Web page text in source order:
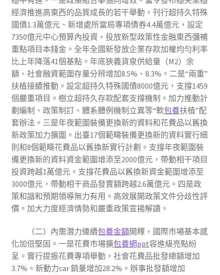
經濟推進高東西的品質成長的若干舉動。刊行超持久特殊
國債1.3萬億元、新增處所當局專項債券4.4萬億元，設定
7350億元中心預算內投資，投放新型政策性金融東西彌補
重點項目本錢金。全年全國新發放企業存款加權均勻利率
比上年降落41個基點。年底狹義貨泉供給量（M2）余
額、社會融資範圍存量分辨增加8.5%、8.3%。二是“兩重”
扶植接續推動。設定超持久特殊國債8000億元，支撐1459
個嚴重項目。樹立超持久存款配套支撐機制。加力推動計
劃編制、政策制訂、體系體例機制立異等“軟包養扶植”配
套辦法。三是年夜範圍裝備更換新的資料和花費品以舊換
新政策加力擴圍。出臺17個範疇裝備更換新的資料實行細
則和8個範疇花費品以舊換新實行計劃。支撐年夜範圍裝
備更換新的資料資金範圍增添至2000億元，帶動相干項目
投資跨越1萬億元。支撐花費品以舊換新資金範圍增添至
3000億元，帶動相干商品發賣額跨越2.6萬億元。四是政
策和諧和預期領導無力有用。高效展開政策文件分歧性評
價。加大力度經濟情勢和嚴重政策宣揚解讀。
（二）內需潛力連續包養金額開釋，國際市場基本感
化加倍堅固。一是花費市場擴包養網ppt容進級亮點紛
呈。實行提振花費專項舉動，社會花費品批發總額增加
3.7%。新動力car 銷量增加28.2%。辦事批發額增加